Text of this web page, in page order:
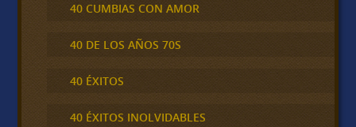
40 CUMBIAS CON AMOR
40 DE LOS AÑOS 70S
40 ÉXITOS
40 ÉXITOS INOLVIDABLES